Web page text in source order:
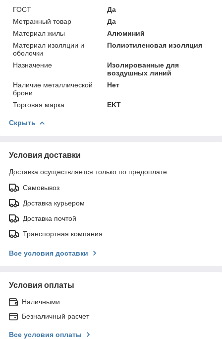
ГОСТ
Да
Метражный товар
Да
Материал жилы
Алюминий
Материал изоляции и
оболочки
Полиэтиленовая изоляция
Назначение
Изолированные для
воздушных линий
Наличие металлической
брони
Нет
Торговая марка EKT
Скрыть
Условия доставки
Доставка осуществляется только по предоплате.
Самовывоз
Доставка курьером
Доставка почтой
Транспортная компания
Все условия доставки
Условия оплаты
Наличными
Безналичный расчет
Все условия оплаты